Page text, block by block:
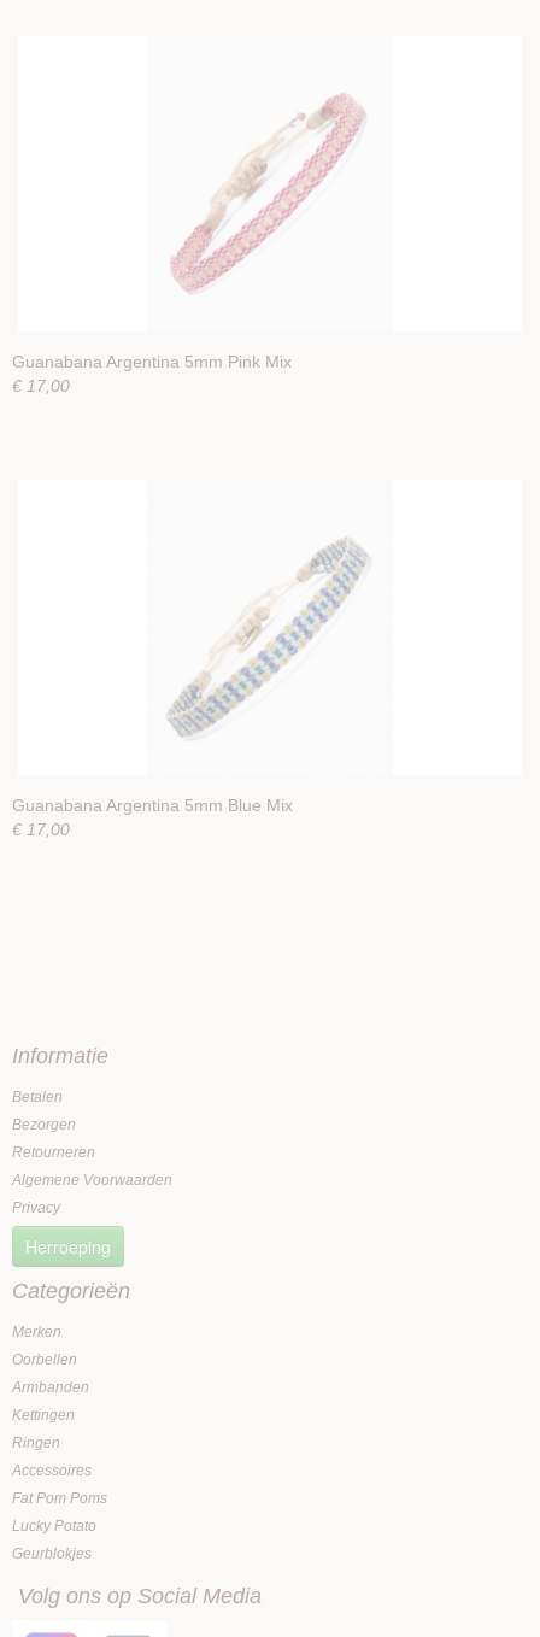
Guanabana Argentina 5mm Pink Mix
€ 17,00
Guanabana Argentina 5mm Blue Mix
€ 17,00
Informatie
Betalen
Bezorgen
Retourneren
Algemene Voorwaarden
Privacy
Herroeping
Categorieën
Merken
Oorbellen
Armbanden
Kettingen
Ringen
Accessoires
Fat Pom Poms
Lucky Potato
Geurblokjes
Volg ons op Social Media